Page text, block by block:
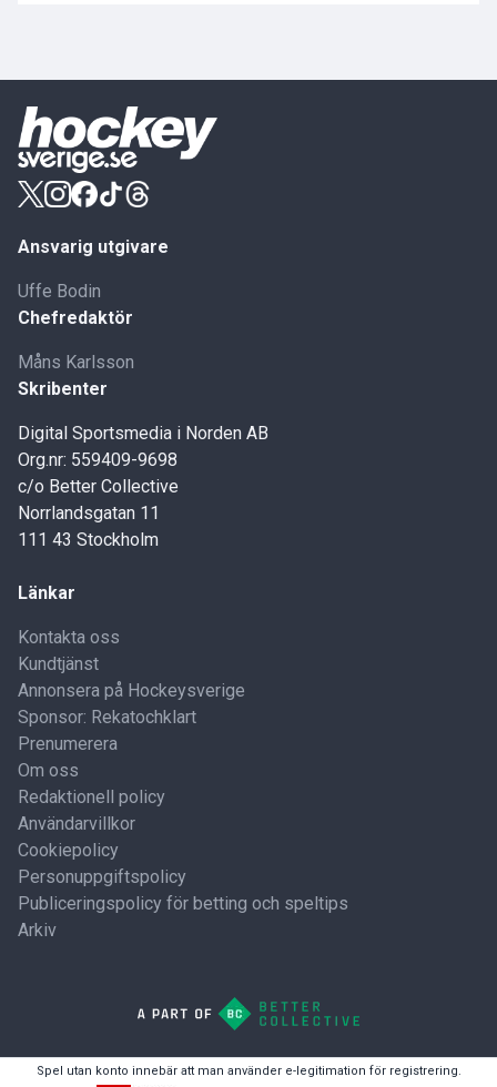
Ansvarig utgivare
Uffe Bodin
Chefredaktör
Måns Karlsson
Skribenter
Digital Sportsmedia i Norden AB
Org.nr: 559409-9698
c/o Better Collective
Norrlandsgatan 11
111 43 Stockholm
Länkar
Kontakta oss
Kundtjänst
Annonsera på Hockeysverige
Sponsor: Rekatochklart
Prenumerera
Om oss
Redaktionell policy
Användarvillkor
Cookiepolicy
Personuppgiftspolicy
Publiceringspolicy för betting och speltips
Arkiv
Spel utan konto innebär att man använder e-legitimation för registrering.